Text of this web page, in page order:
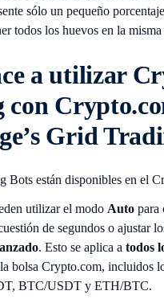
sólo un pequeño
todos los huevos en la misma
a utilizar
con
Grid
Bots están disponibles en el
utilizar el modo Auto para
de segundos o ajustar
. Esto se aplica a todos
bolsa Crypto.com, incluidos
BTC/USDT y ETH/BTC.